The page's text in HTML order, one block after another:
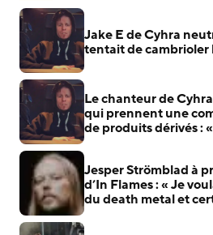
Jake E de Cyhra
tentait de cambrioler
Le chanteur de
qui prennent une
de produits dérivés :
Jesper Strömblad à
d’In Flames : « Je
du death metal et